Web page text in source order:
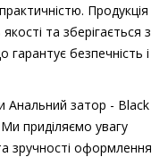
Продукція
та зберігається з
гарантує безпечність і
Анальний затор - Black
приділяємо увагу
зручності оформлення